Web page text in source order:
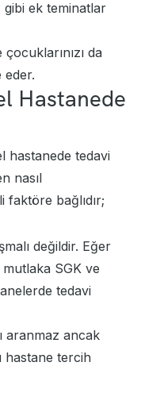
ek teminatlar
da
eder.
Hastanede
hastanede tedavi
nasıl
bağlıdır;
değildir. Eğer
SGK ve
tedavi
aranmaz ancak
hastane tercih